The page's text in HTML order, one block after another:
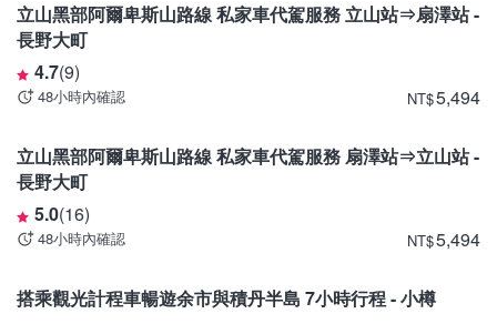
立山黑部阿爾卑斯山路線 私家車代駕服務 立山站⇒扇澤站 -
長野大町
4.7(9)
48小時內確認 NT$5,494
立山黑部阿爾卑斯山路線 私家車代駕服務 扇澤站⇒立山站 -
長野大町
5.0(16)
48小時內確認 NT$5,494
搭乘觀光計程車暢遊余市與積丹半島 7小時行程 - 小樽